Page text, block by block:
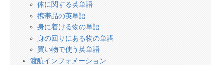
体に関する英単語
携帯品の英単語
身に着ける物の単語
身の回りにある物の単語
買い物で使う英単語
渡航インフォメーション